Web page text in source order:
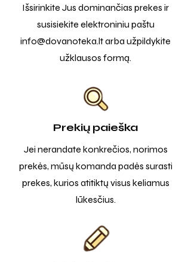
Išsirinkite Jus dominančias prekes ir
susisiekite elektroniniu paštu
info@dovanoteka.ltarba užpildykite
užklausos formą.
Prekių paieška
Jei nerandate konkrečios, norimos
prekės, mūsų komanda padės surasti
prekes, kurios atitiktų visus keliamus
lūkesčius.